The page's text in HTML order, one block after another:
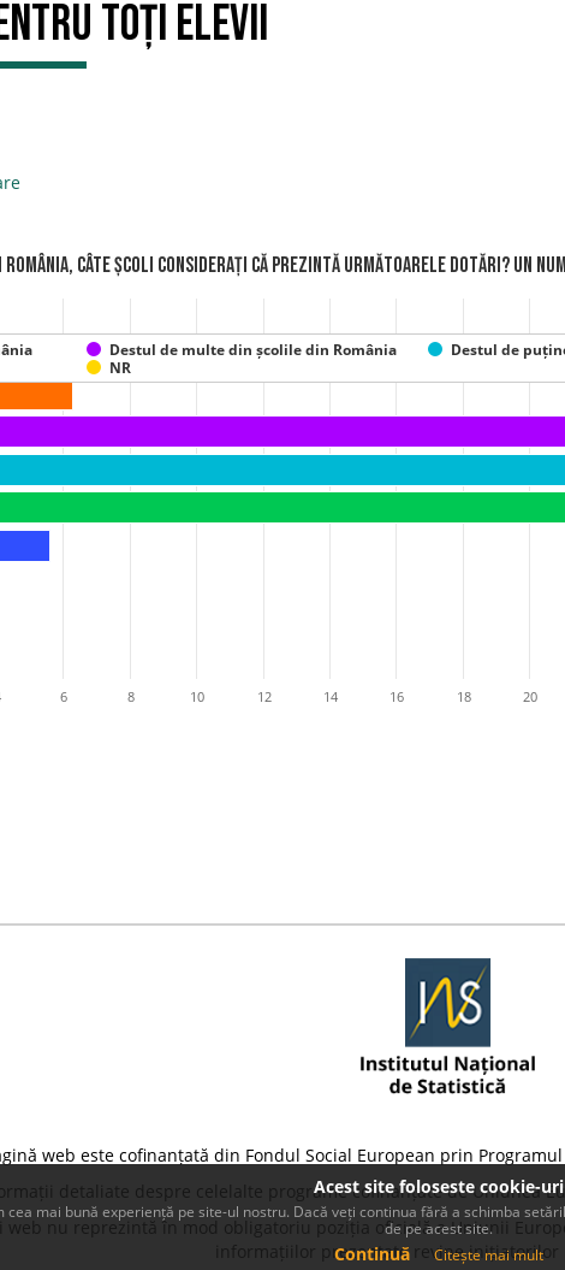
toți elevii
România, câte școli considerați că prezintă următoarele dotări? Un
Destul de multe din școlile din România Destul de
NR
6 8 10 12 14 16 18 20
web este cofinanțată din Fondul Social European prin
detaliate despre celelalte programe cofinanțate de Uniunea
web nu reprezintă în mod obligatoriu poziția oficială a Uniunii
informațiilor prezentate revine inițiatorilor
Acest site foloseste cookie-uri
mai bună experiență pe site-ul nostru. Dacă veți continua fără a schimba
de pe acest site.
Continuă Citește mai mult